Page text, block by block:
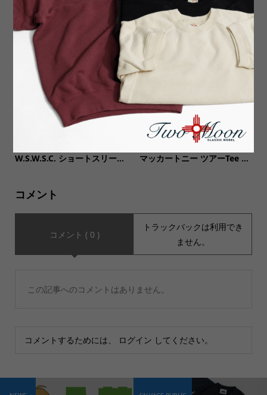
【SALVAGE PUBLIC サルヴ
ェージ・パブリック】S/S Tee
MIX 半袖Tee ミックス
【DUBBLE WORKS ダブルワ
ークス】HEAVY WEIGHT SH
ORT SLEEVE Tee ヘヴィー...
【SALVAGE PUBLIC サルヴ
W.S.W.S.C. ショートスリー...
USED MUSIC Tee PAUL McC
ARTNEY 2015tour ポール・
マッカートニー ツアーTee ...
コメント
コメント ( 0 )
トラックバックは利用でき
ません。
この記事へのコメントはありません。
コメントするためには、 ログイン してください。